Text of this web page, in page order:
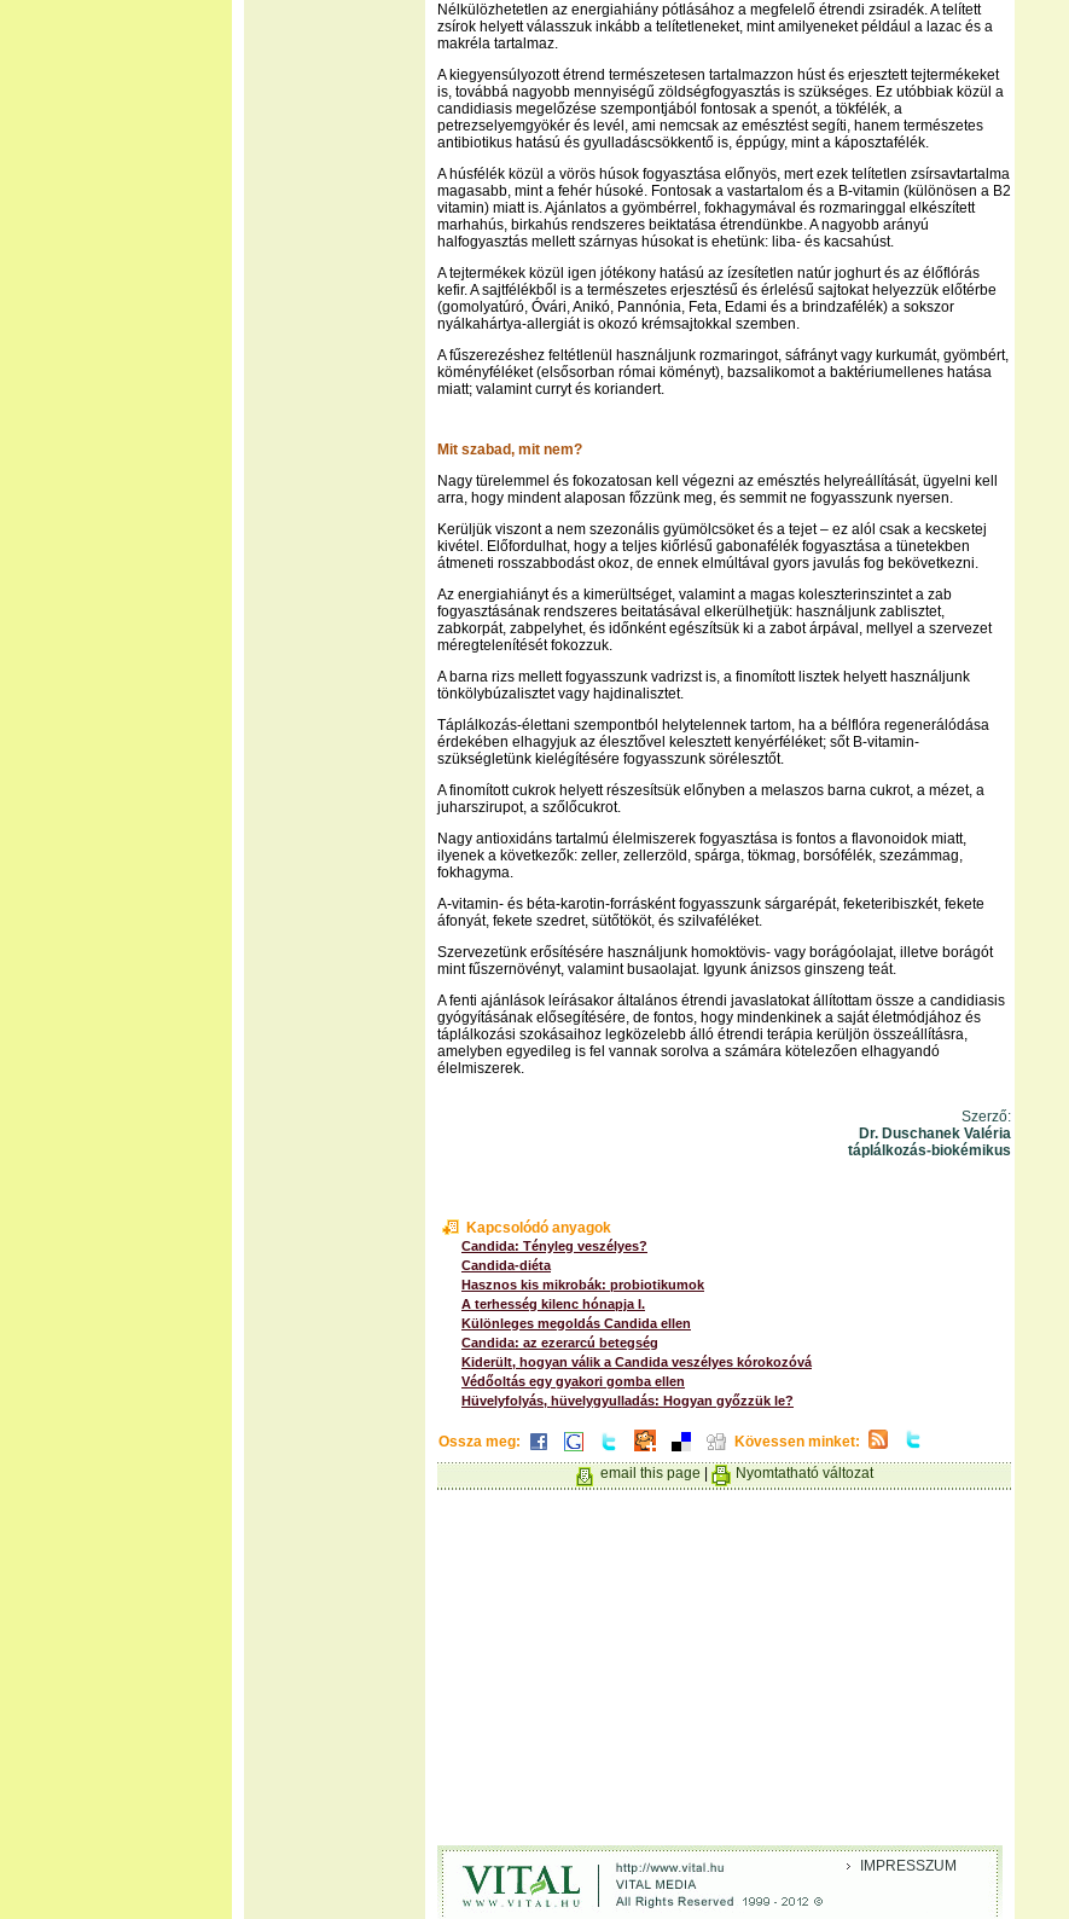
Nélkülözhetetlen az energiahiány pótlásához a megfelelő étrendi zsiradék. A telített
zsírok helyett válasszuk inkább a telítetleneket, mint amilyeneket például a lazac és a
makréla tartalmaz.
A kiegyensúlyozott étrend természetesen tartalmazzon húst és erjesztett tejtermékeket
is, továbbá nagyobb mennyiségű zöldségfogyasztás is szükséges. Ez utóbbiak közül a
candidiasis megelőzése szempontjából fontosak a spenót, a tökfélék, a
petrezselyemgyökér és levél, ami nemcsak az emésztést segíti, hanem természetes
antibiotikus hatású és gyulladáscsökkentő is, éppúgy, mint a káposztafélék.
A húsfélék közül a vörös húsok fogyasztása előnyös, mert ezek telítetlen zsírsavtartalma
magasabb, mint a fehér húsoké. Fontosak a vastartalom és a B-vitamin (különösen a B2
vitamin) miatt is. Ajánlatos a gyömbérrel, fokhagymával és rozmaringgal elkészített
marhahús, birkahús rendszeres beiktatása étrendünkbe. A nagyobb arányú
halfogyasztás mellett szárnyas húsokat is ehetünk: liba- és kacsahúst.
A tejtermékek közül igen jótékony hatású az ízesítetlen natúr joghurt és az élőflórás
kefir. A sajtfélékből is a természetes erjesztésű és érlelésű sajtokat helyezzük előtérbe
(gomolyatúró, Óvári, Anikó, Pannónia, Feta, Edami és a brindzafélék) a sokszor
nyálkahártya-allergiát is okozó krémsajtokkal szemben.
A fűszerezéshez feltétlenül használjunk rozmaringot, sáfrányt vagy kurkumát, gyömbért,
köményféléket (elsősorban római köményt), bazsalikomot a baktériumellenes hatása
miatt; valamint curryt és koriandert.
Mit szabad, mit nem?
Nagy türelemmel és fokozatosan kell végezni az emésztés helyreállítását, ügyelni kell
arra, hogy mindent alaposan főzzünk meg, és semmit ne fogyasszunk nyersen.
Kerüljük viszont a nem szezonális gyümölcsöket és a tejet – ez alól csak a kecsketej
kivétel. Előfordulhat, hogy a teljes kiőrlésű gabonafélék fogyasztása a tünetekben
átmeneti rosszabbodást okoz, de ennek elmúltával gyors javulás fog bekövetkezni.
Az energiahiányt és a kimerültséget, valamint a magas koleszterinszintet a zab
fogyasztásának rendszeres beitatásával elkerülhetjük: használjunk zablisztet,
zabkorpát, zabpelyhet, és időnként egészítsük ki a zabot árpával, mellyel a szervezet
méregtelenítését fokozzuk.
A barna rizs mellett fogyasszunk vadrizst is, a finomított lisztek helyett használjunk
tönkölybúzalisztet vagy hajdinalisztet.
Táplálkozás-élettani szempontból helytelennek tartom, ha a bélflóra regenerálódása
érdekében elhagyjuk az élesztővel kelesztett kenyérféléket; sőt B-vitamin-
szükségletünk kielégítésére fogyasszunk sörélesztőt.
A finomított cukrok helyett részesítsük előnyben a melaszos barna cukrot, a mézet, a
juharszirupot, a szőlőcukrot.
Nagy antioxidáns tartalmú élelmiszerek fogyasztása is fontos a flavonoidok miatt,
ilyenek a következők: zeller, zellerzöld, spárga, tökmag, borsófélék, szezámmag,
fokhagyma.
A-vitamin- és béta-karotin-forrásként fogyasszunk sárgarépát, feketeribiszkét, fekete
áfonyát, fekete szedret, sütőtököt, és szilvaféléket.
Szervezetünk erősítésére használjunk homoktövis- vagy borágóolajat, illetve borágót
mint fűszernövényt, valamint busaolajat. Igyunk ánizsos ginszeng teát.
A fenti ajánlások leírásakor általános étrendi javaslatokat állítottam össze a candidiasis
gyógyításának elősegítésére, de fontos, hogy mindenkinek a saját életmódjához és
táplálkozási szokásaihoz legközelebb álló étrendi terápia kerüljön összeállításra,
amelyben egyedileg is fel vannak sorolva a számára kötelezően elhagyandó
élelmiszerek.
Szerző:
Dr. Duschanek Valéria
táplálkozás-biokémikus
Kapcsolódó anyagok
Candida: Tényleg veszélyes?
Candida-diéta
Hasznos kis mikrobák: probiotikumok
A terhesség kilenc hónapja I.
Különleges megoldás Candida ellen
Candida: az ezerarcú betegség
Kiderült, hogyan válik a Candida veszélyes kórokozóvá
Védőoltás egy gyakori gomba ellen
Hüvelyfolyás, hüvelygyulladás: Hogyan győzzük le?
Ossza meg:
Kövessen minket:
email this page| Nyomtatható változat
IMPRESSZUM